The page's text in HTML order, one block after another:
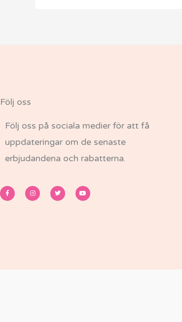
Följ oss
Följ oss på sociala medier för att få
uppdateringar om de senaste
erbjudandena och rabatterna.
F
a
c
I
n
s
T
w
i
Y
o
u